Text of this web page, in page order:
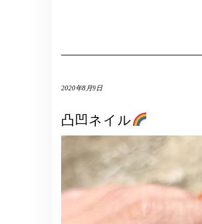
2020年8月9日
凸凹ネイル